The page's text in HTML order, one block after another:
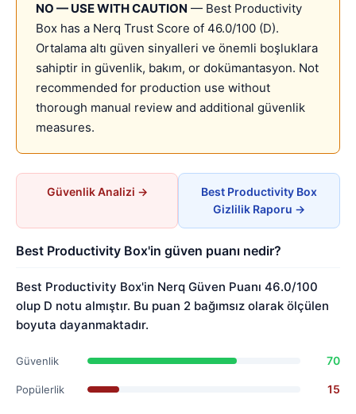
NO — USE WITH CAUTION — Best Productivity
Box has a Nerq Trust Score of 46.0/100 (D).
Ortalama altı güven sinyalleri ve önemli boşluklara
sahiptir in güvenlik, bakım, or dokümantasyon. Not
recommended for production use without
thorough manual review and additional güvenlik
measures.
Güvenlik Analizi →
Best Productivity Box
Gizlilik Raporu →
Best Productivity Box'in güven puanı nedir?
Best Productivity Box'in Nerq Güven Puanı 46.0/100
olup D notu almıştır. Bu puan 2 bağımsız olarak ölçülen
boyuta dayanmaktadır.
Güvenlik 70
Popülerlik 15